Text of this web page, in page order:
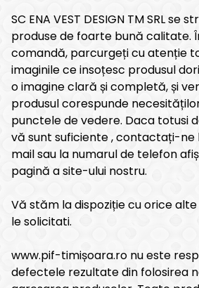
SC ENA VEST DESIGN TM SRL se
produse de foarte bună calitate.
comandă, parcurgeți cu atenție
imaginile ce insoțesc produsul
o imagine clară și completă, și
produsul corespunde
punctele de vedere. Daca totusi
vă sunt suficiente , contactați-ne
mail sau la numarul de telefon
pagină a site-ului nostru.
Vă stăm la dispoziție cu orice
le solicitati.
www.pif-timișoara.ro nu este
defectele rezultate din folosirea